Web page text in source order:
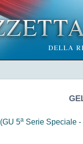
(GU 5aSerie Speciale -